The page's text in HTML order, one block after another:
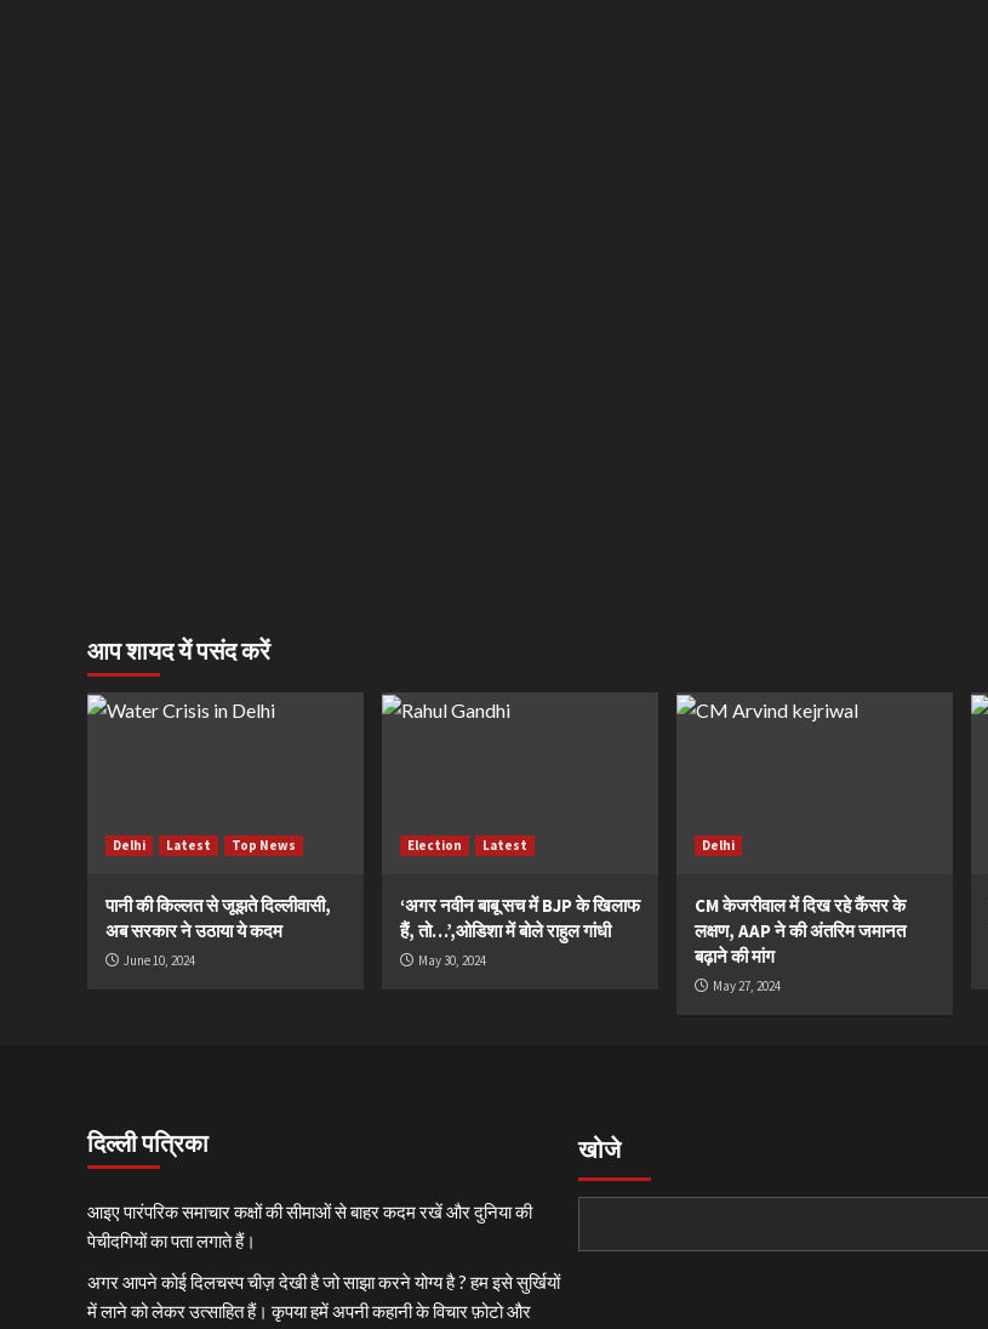
आप शायद यें पसंद करें
Delhi Latest Top News
पानी की किल्लत से जूझते दिल्लीवासी,
अब सरकार ने उठाया ये कदम
June 10, 2024
Election Latest
‘अगर नवीन बाबू सच में BJP के खिलाफ
हैं, तो…’,ओडिशा में बोले राहुल गांधी
May 30, 2024
Delhi
CM केजरीवाल में दिख रहे कैंसर के
लक्षण, AAP ने की अंतरिम जमानत
बढ़ाने की मांग
May 27, 2024
दिल्ली पत्रिका
आइए पारंपरिक समाचार कक्षों की सीमाओं से बाहर कदम रखें और दुनिया की
पेचीदगियों का पता लगाते हैं।
अगर आपने कोई दिलचस्प चीज़ देखी है जो साझा करने योग्य है ? हम इसे सुर्खियों
में लाने को लेकर उत्साहित हैं। कृपया हमें अपनी कहानी के विचार फ़ोटो और
खोजे